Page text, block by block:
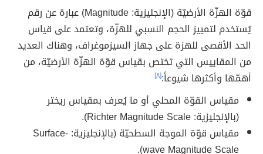
قوّة الهزّة الأرضيّة (الإنجليزية: Magnitude) عبارة عن رقم
يُستخدم لتمييز الحجم النسبي للهزّة، وتعتمد على قياس
الحد الأقصى للهزة على جهاز السيزموغراف، وهناك العديد
من المقاييس التي تختص بقياس قوّة الهزّة الأرضيّة، من
أهمّها وأكثرها شيوعاً:[٨]
مقياس القوّة المحلي أو ما يُعرف بمقياس ريختر
(بالإنجليزية: Richter Magnitude Scale).
مقياس قوّة الموجة السطحيّة (بالإنجليزية: Surface-
wave Magnitude Scale).